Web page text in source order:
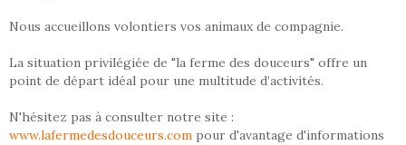
Nous accueillons volontiers vos animaux de compagnie.
La situation privilégiée de "la ferme des douceurs" offre un
point de départ idéal pour une multitude d’activités.
N'hésitez pas à consulter notre site :
www.lafermedesdouceurs.com pour d'avantage d'informations